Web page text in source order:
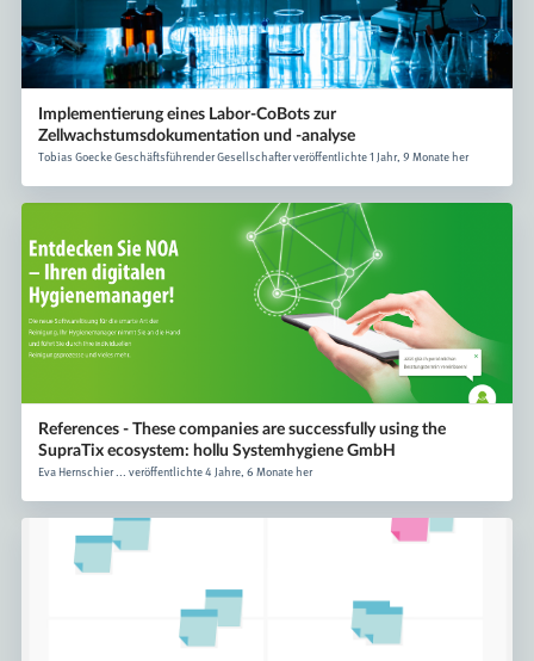
Implementierung eines Labor-CoBots zur
Zellwachstumsdokumentation und -analyse
Tobias Goecke Geschäftsführender Gesellschafter veröffentlichte 1 Jahr, 9 Monate her
References - These companies are successfully using the
SupraTix ecosystem: hollu Systemhygiene GmbH
Eva Hernschier ... veröffentlichte 4 Jahre, 6 Monate her